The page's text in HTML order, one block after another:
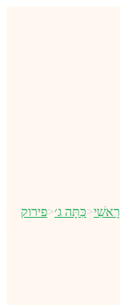
רָאשִׁי<כִּתָּה ג׳<פירוק